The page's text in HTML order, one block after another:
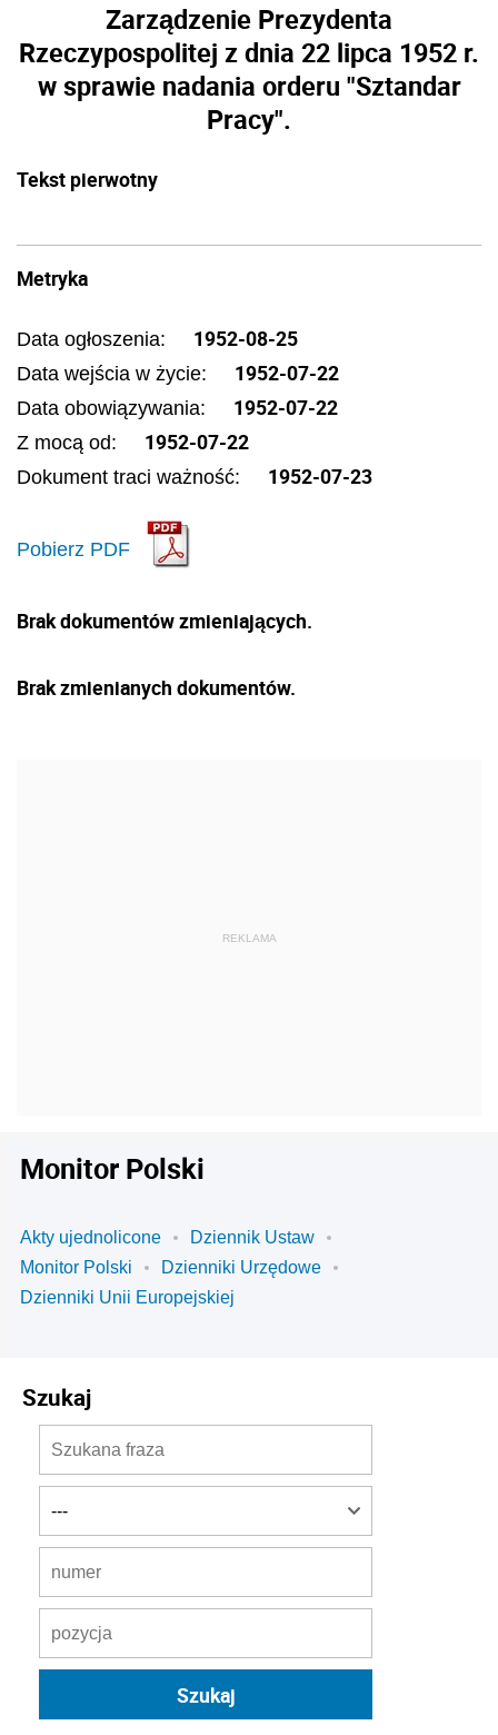
Zarządzenie Prezydenta
Rzeczypospolitej z dnia 22 lipca 1952 r.
w sprawie nadania orderu "Sztandar
Pracy".
Tekst pierwotny
Metryka
Data ogłoszenia: 1952-08-25
Data wejścia w życie: 1952-07-22
Data obowiązywania: 1952-07-22
Z mocą od: 1952-07-22
Dokument traci ważność: 1952-07-23
Pobierz PDF
Brak dokumentów zmieniających.
Brak zmienianych dokumentów.
Monitor Polski
Akty ujednolicone
Dziennik Ustaw
Monitor Polski
Dzienniki Urzędowe
Dzienniki Unii Europejskiej
Szukaj